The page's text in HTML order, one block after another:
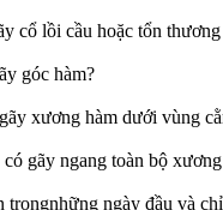
cổ lồi cầu hoặc tổn
góc hàm?
xương hàm dưới vùng
gãy ngang toàn bộ
trongnhững ngày đầu và